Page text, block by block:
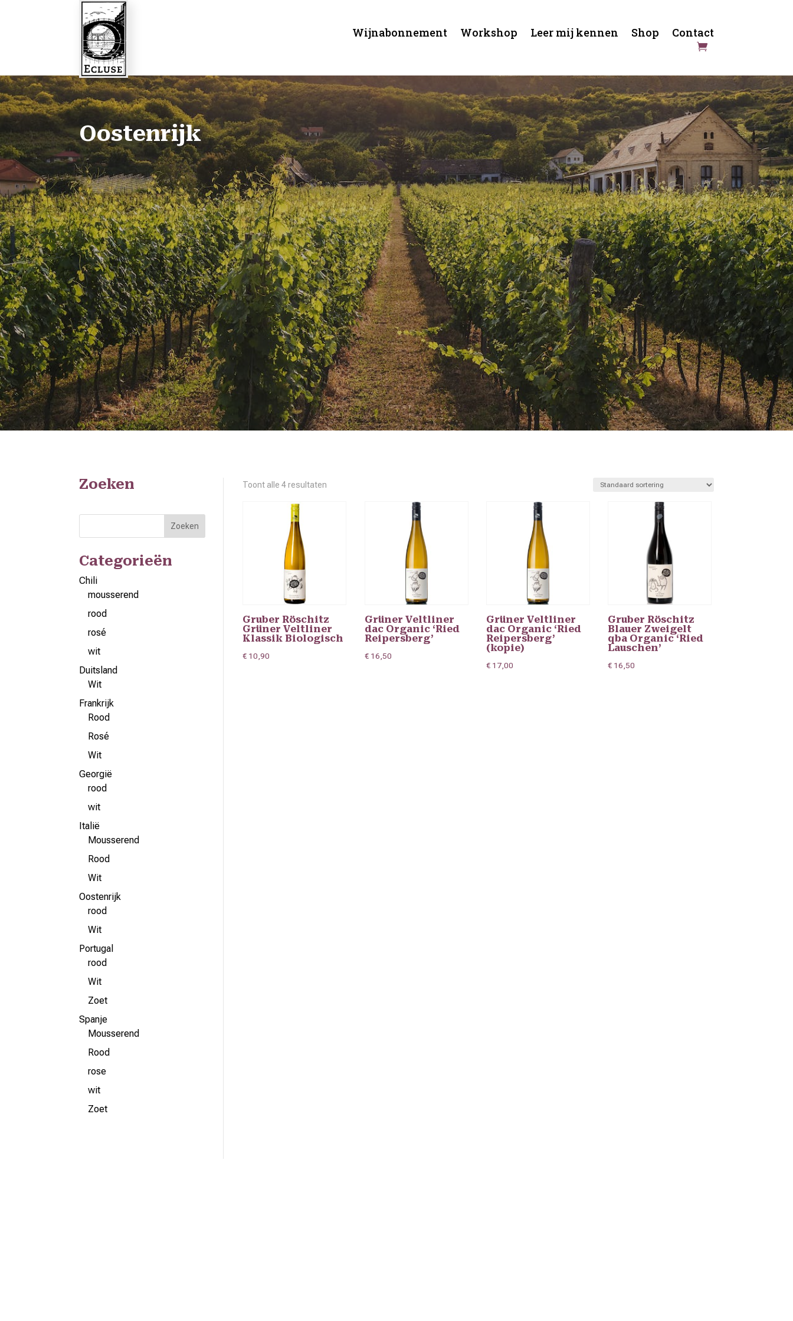
Wijnabonnement Workshop Leer mij kennen Shop Contact
Oostenrijk
Zoeken
Zoeken
Categorieën
Chili
mousserend
rood
rosé
wit
Duitsland
Wit
Frankrijk
Rood
Rosé
Wit
Georgië
rood
wit
Italië
Mousserend
Rood
Wit
Oostenrijk
rood
Wit
Portugal
rood
Wit
Zoet
Spanje
Mousserend
Rood
rose
wit
Zoet
Toont alle 4 resultaten
Gruber Röschitz
Grüner Veltliner
Klassik Biologisch
€ 10,90
Grüner Veltliner
dac Organic ‘Ried
Reipersberg’
€16,50
Grüner Veltliner
dac Organic ‘Ried
Reipersberg’
(kopie)
€17,00
Gruber Röschitz
Blauer Zweigelt
qba Organic ‘Ried
Lauschen’
€ 16,50